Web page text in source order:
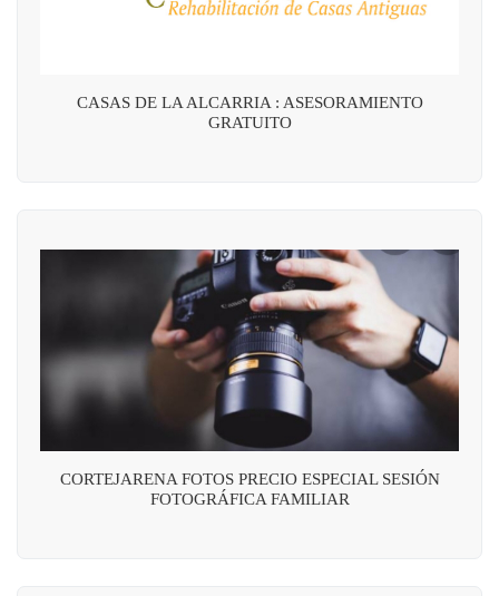
CASAS DE LA ALCARRIA : ASESORAMIENTO
GRATUITO
CORTEJARENA FOTOS PRECIO ESPECIAL SESIÓN
FOTOGRÁFICA FAMILIAR